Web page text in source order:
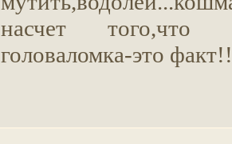
насчет того,что
головаломка-это